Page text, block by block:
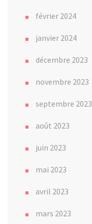
février 2024
janvier 2024
décembre 2023
novembre 2023
septembre 2023
août 2023
juin 2023
mai 2023
avril 2023
mars 2023